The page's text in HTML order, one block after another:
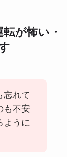
が怖い・
忘れて
も不安
ように